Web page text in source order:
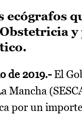
ecógrafos
de 2019.-El
Mancha
por un